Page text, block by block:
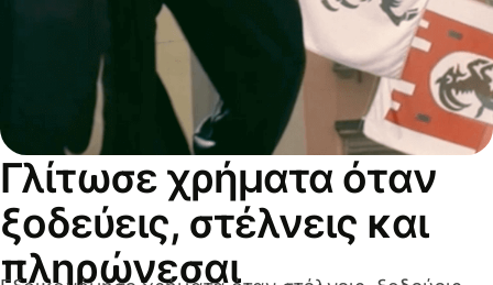
Γλίτωσε χρήματα όταν
ξοδεύεις, στέλνεις και
πληρώνεσαι